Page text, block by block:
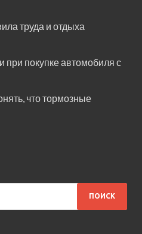
труда и отдыха
покупке автомобиля с
что тормозные